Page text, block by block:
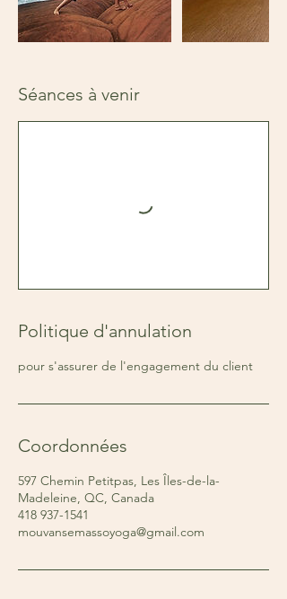
Séances à venir
Politique d'annulation
pour s'assurer de l'engagement du client
Coordonnées
597 Chemin Petitpas, Les Îles-de-la-
Madeleine, QC, Canada
418 937-1541
mouvansemassoyoga@gmail.com